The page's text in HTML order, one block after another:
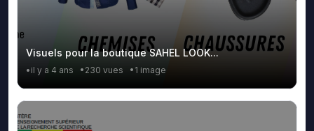
Visuels pour la boutique SAHEL LOOK...
•il y a 4 ans •230 vues •1 image